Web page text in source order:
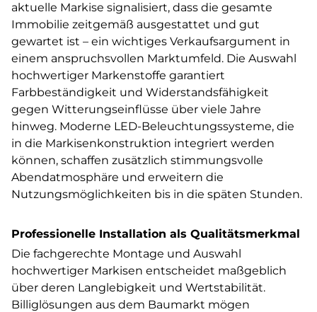
aktuelle Markise signalisiert, dass die gesamte
Immobilie zeitgemäß ausgestattet und gut
gewartet ist – ein wichtiges Verkaufsargument in
einem anspruchsvollen Marktumfeld. Die Auswahl
hochwertiger Markenstoffe garantiert
Farbbeständigkeit und Widerstandsfähigkeit
gegen Witterungseinflüsse über viele Jahre
hinweg. Moderne LED-Beleuchtungssysteme, die
in die Markisenkonstruktion integriert werden
können, schaffen zusätzlich stimmungsvolle
Abendatmosphäre und erweitern die
Nutzungsmöglichkeiten bis in die späten Stunden.
Professionelle Installation als Qualitätsmerkmal
Die fachgerechte Montage und Auswahl
hochwertiger Markisen entscheidet maßgeblich
über deren Langlebigkeit und Wertstabilität.
Billiglösungen aus dem Baumarkt mögen